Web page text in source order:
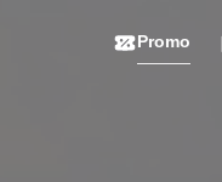
Promo